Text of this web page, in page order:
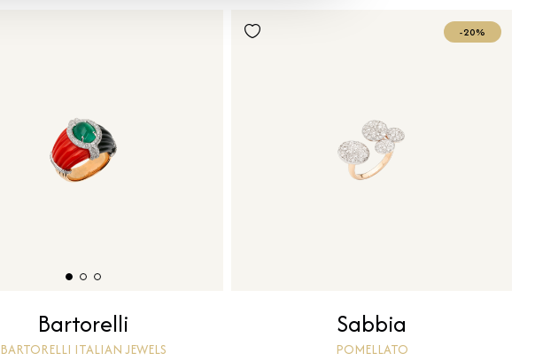
Bartorelli
BARTORELLI ITALIAN JEWELS
-20%
Sabbia
POMELLATO